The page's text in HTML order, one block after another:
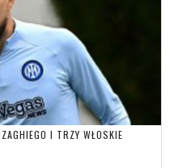
I TRZY WŁOSKIE